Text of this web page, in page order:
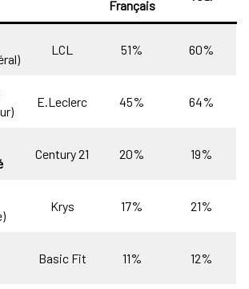
Français
LCL 51% 60%
E.Leclerc 45% 64%
Century 21 20% 19%
Krys 17% 21%
Basic Fit 11% 12%